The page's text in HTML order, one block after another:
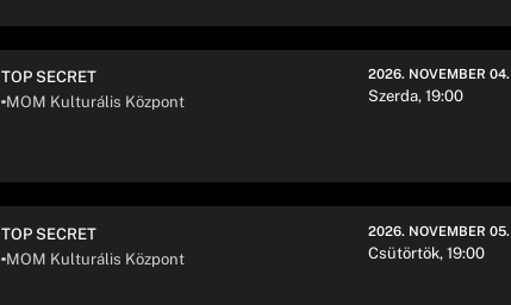
TOP SECRET
MOM Kulturális Központ
2026. NOVEMBER 04.
Szerda, 19:00
TOP SECRET
MOM Kulturális Központ
2026. NOVEMBER 05.
Csütörtök, 19:00